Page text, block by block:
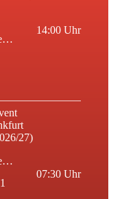
HSG Rodgau/Nieder-Roden 1
14:00Uhr
27)
HSG Rodgau/Nieder-Roden 1
07:30Uhr